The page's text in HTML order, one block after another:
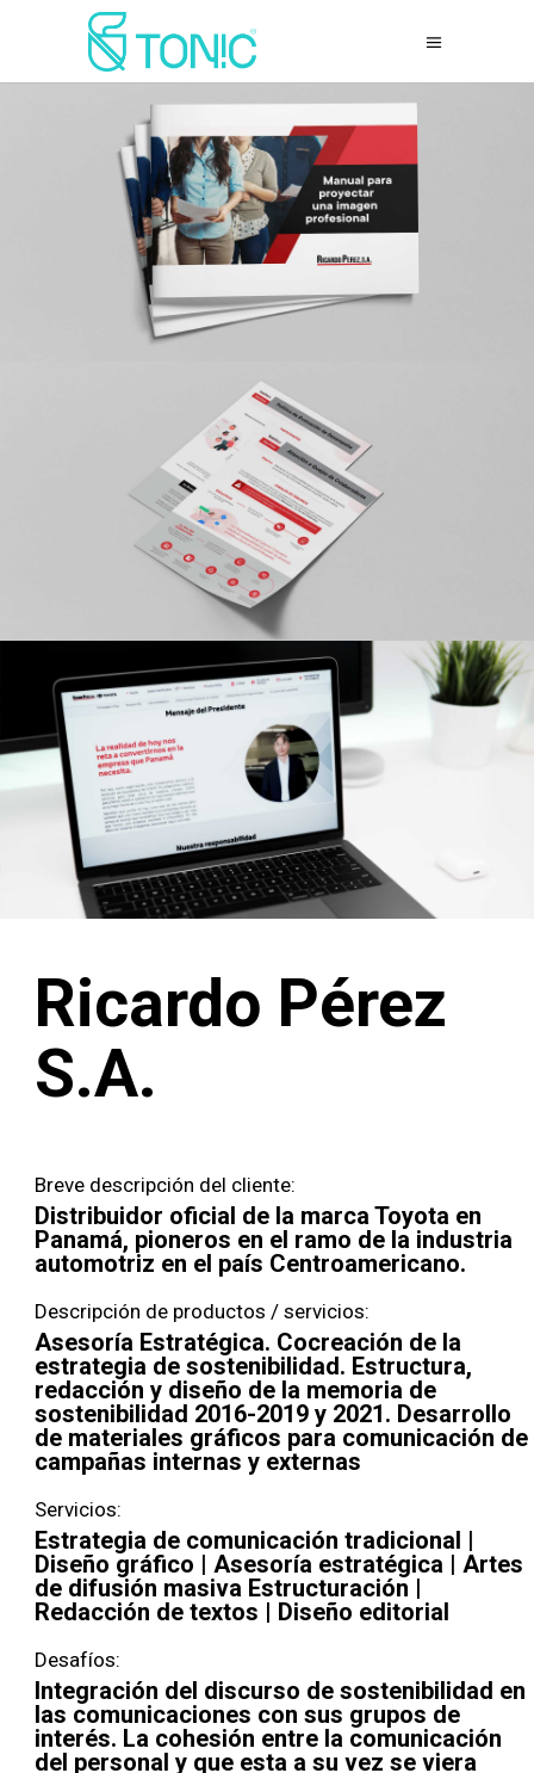
Ricardo Pérez
S.A.
Breve descripción del cliente:
Distribuidor oficial de la marca Toyota en
Panamá, pioneros en el ramo de la industria
automotriz en el país Centroamericano.
Descripción de productos / servicios:
Asesoría Estratégica. Cocreación de la
estrategia de sostenibilidad. Estructura,
redacción y diseño de la memoria de
sostenibilidad 2016-2019 y 2021. Desarrollo
de materiales gráficos para comunicación de
campañas internas y externas
Servicios:
Estrategia de comunicación tradicional |
Diseño gráfico | Asesoría estratégica | Artes
de difusión masiva Estructuración |
Redacción de textos | Diseño editorial
Desafíos:
Integración del discurso de sostenibilidad en
las comunicaciones con sus grupos de
interés. La cohesión entre la comunicación
del personal y que esta a su vez se viera